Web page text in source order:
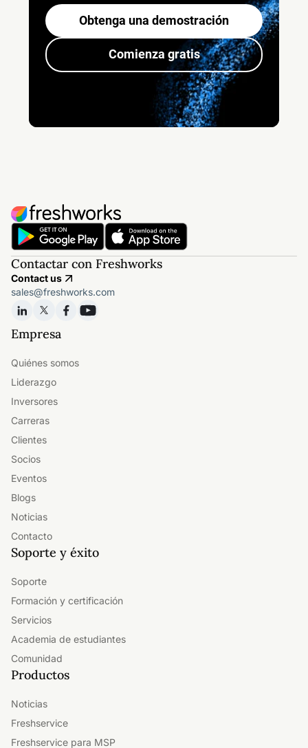
Obtenga una demostración
Comienza gratis
Contactar con Freshworks
Contact us
sales@freshworks.com
Empresa
Quiénes somos
Liderazgo
Inversores
Carreras
Clientes
Socios
Eventos
Blogs
Noticias
Contacto
Soporte y éxito
Soporte
Formación y certificación
Servicios
Academia de estudiantes
Comunidad
Productos
Noticias
Freshservice
Freshservice para MSP